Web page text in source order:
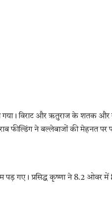
विराट और ऋतुराज के शतक और
फील्डिंग ने बल्लेबाजों की मेहनत पर
पड़ गए। प्रसिद्ध कृष्णा ने 8.2 ओवर